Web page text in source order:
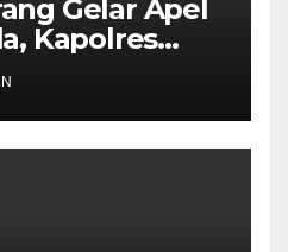
Gelar Apel
Kapolres
dan
Hadapi Musim